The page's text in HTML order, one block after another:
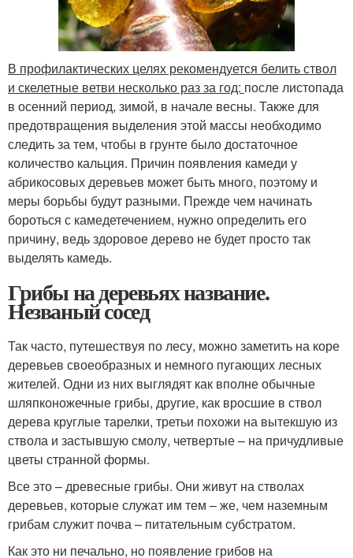
В профилактических целях рекомендуется белить ствол
и скелетные ветви несколько раз за год: после листопада
в осенний период, зимой, в начале весны. Также для
предотвращения выделения этой массы необходимо
следить за тем, чтобы в грунте было достаточное
количество кальция. Причин появления камеди у
абрикосовых деревьев может быть много, поэтому и
меры борьбы будут разными. Прежде чем начинать
бороться с камедетечением, нужно определить его
причину, ведь здоровое дерево не будет просто так
выделять камедь.
Грибы на деревьях название.
Незваный сосед
Так часто, путешествуя по лесу, можно заметить на коре
деревьев своеобразных и немного пугающих лесных
жителей. Одни из них выглядят как вполне обычные
шляпконожечные грибы, другие, как вросшие в ствол
дерева круглые тарелки, третьи похожи на вытекшую из
ствола и застывшую смолу, четвертые – на причудливые
цветы странной формы.
Все это – древесные грибы. Они живут на стволах
деревьев, которые служат им тем – же, чем наземным
грибам служит почва – питательным субстратом.
Как это ни печально, но появление грибов на